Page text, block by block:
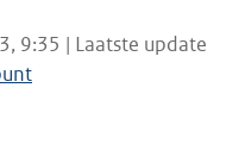
9:35 | Laatste update